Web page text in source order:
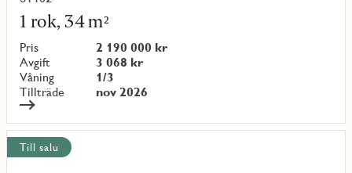
1 rok, 34 m²
Pris
2 190 000 kr
Avgift
3 068 kr
Våning
1/3
Tillträde
nov 2026
mer
om
objekt
{objectNumber}
Till salu